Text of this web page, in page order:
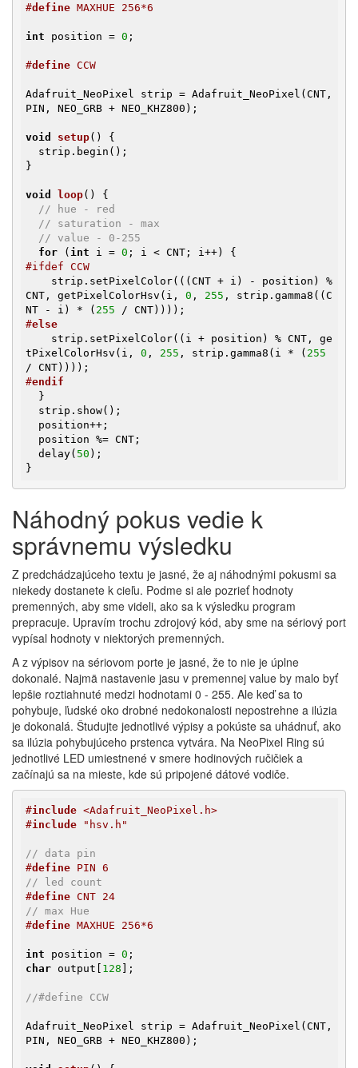
#define MAXHUE 256*6
int position = 0 ;
#define CCW
Adafruit_NeoPixel strip = Adafruit_NeoPixel(CNT,
PIN, NEO_GRB + NEO_KHZ800);
void setup()
{
}
void loop()
{
// hue - red
// saturation - max
// value - 0-255
for ( int i = 0
#ifdef CCW
CNT, getPixelColorHsv(i, 0 , 255 , strip.gamma8((C
NT - i) * ( 255
#else
tPixelColorHsv(i, 0 , 255 , strip.gamma8(i * ( 255
#endif
  delay(
50 );
}
Náhodný pokus vedie k
správnemu výsledku
Z predchádzajúceho textu je jasné, že aj náhodnými pokusmi sa
niekedy dostanete k cieľu. Podme si ale pozrieť hodnoty
premenných, aby sme videli, ako sa k výsledku program
prepracuje. Upravím trochu zdrojový kód, aby sme na sériový port
vypísal hodnoty v niektorých premenných.
A z výpisov na sériovom porte je jasné, že to nie je úplne
dokonalé. Najmä nastavenie jasu v premennej value by malo byť
lepšie roztiahnuté medzi hodnotami 0 - 255. Ale keď sa to
pohybuje, ľudské oko drobné nedokonalosti nepostrehne a ilúzia
je dokonalá. Študujte jednotlivé výpisy a pokúste sa uhádnuť, ako
sa ilúzia pohybujúceho prstenca vytvára. Na NeoPixel Ring sú
jednotlivé LED umiestnené v smere hodinových ručičiek a
začínajú sa na mieste, kde sú pripojené dátové vodiče.
#include <Adafruit_NeoPixel.h>
#include "hsv.h"
// data pin
#define PIN 6
// led count
#define CNT 24
// max Hue
#define MAXHUE 256*6
int position = 0
char output[ 128 ];
//#define CCW
Adafruit_NeoPixel strip = Adafruit_NeoPixel(CNT,
PIN, NEO_GRB + NEO_KHZ800);